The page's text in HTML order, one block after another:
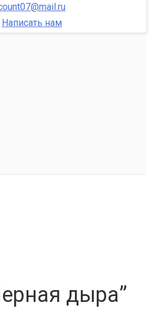
Написать нам
дыра”